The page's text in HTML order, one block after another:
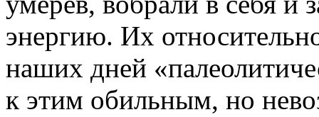
энергию. Их
наших дней
к этим обильным, но